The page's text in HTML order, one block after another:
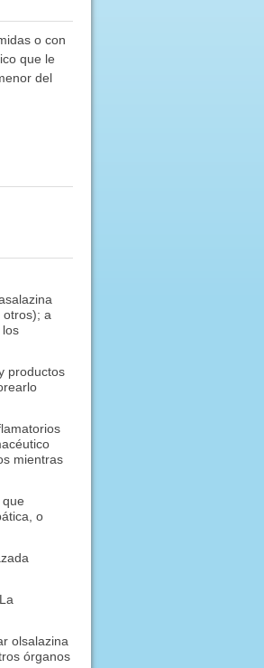
o con
que le
del
otros); a
productos
mientras
o
olsalazina
órganos